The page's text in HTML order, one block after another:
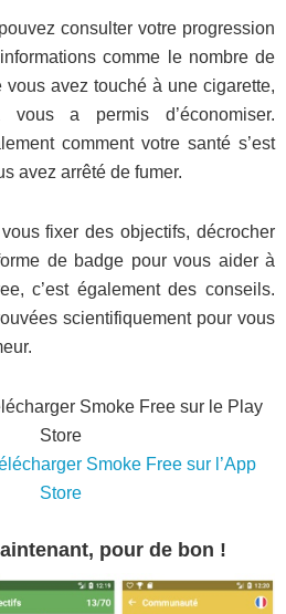
consulter votre progression
comme le nombre de
avez touché à une cigarette,
vous a permis d’économiser.
comment votre santé s’est
avez arrêté de fumer.
fixer des objectifs, décrocher
de badge pour vous aider à
c’est également des conseils.
scientifiquement pour vous
Smoke Free sur le Play
Store
Smoke Free sur l’App
Store
pour de bon !